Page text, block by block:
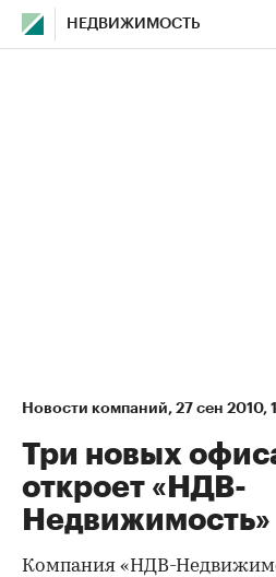
НЕДВИЖИМОСТЬ
Новости компаний⁠, 27 сен 2010,
Три новых
откроет «НДВ-
Недвижимость»
Компания «НДВ-